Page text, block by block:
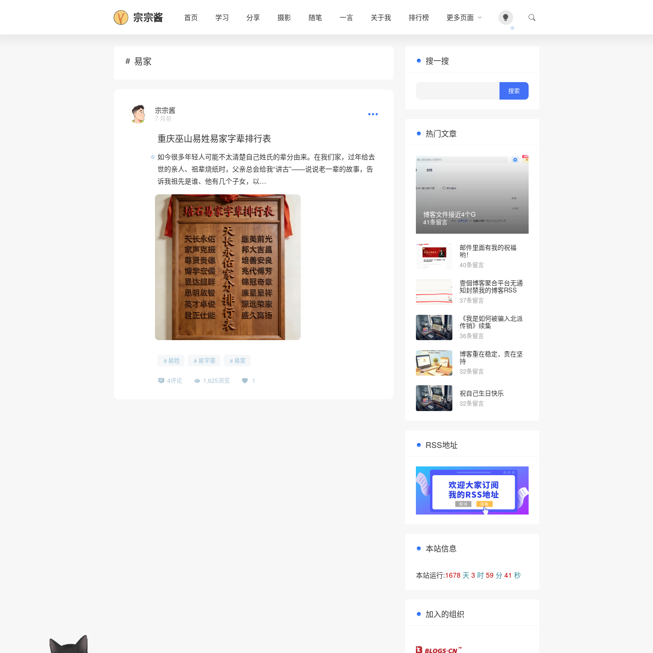
•
宗宗酱 首页 学习 分享 摄影 随笔 一言 关于我 排行榜 更多页面
易家
宗宗酱
7 月前
重庆巫山易姓易家字辈排行表
如今很多年轻人可能不太清楚自己姓氏的辈分由来。在我们家，过年给去
世的亲人、祖辈烧纸时，父亲总会给我“讲古”——说说老一辈的故事，告
诉我祖先是谁、他有几个子女，以…
易姓 易字辈 易家
4评论 1,625浏览 1
搜一搜
热门文章
博客文件接近4个G
41条留言
邮件里面有我的祝福
哟！
40条留言
壹個博客聚合平台无通
知封禁我的博客RSS
37条留言
《我是如何被骗入北派
传销》续集
36条留言
博客重在稳定，贵在坚
持
32条留言
祝自己生日快乐
32条留言
RSS地址
本站信息
本站运行:1678 天 3 时 59分 43 秒
加入的组织